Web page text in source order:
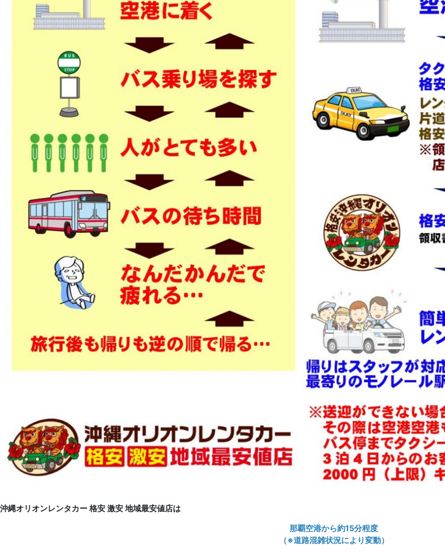
沖縄オリオンレンタカー 格安 激安 地域最安値店は
那覇空港から約15分程度
（※道路混雑状況により変動）